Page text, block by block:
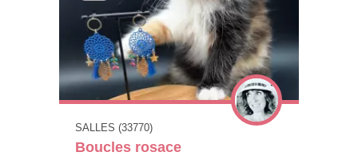
SALLES (33770)
Boucles rosace